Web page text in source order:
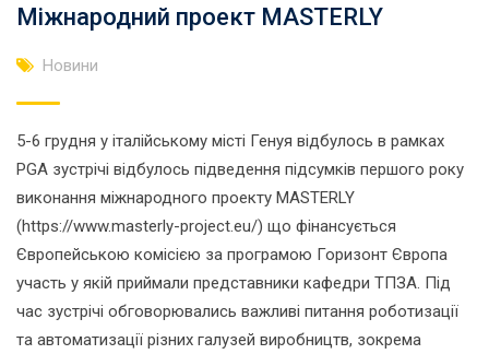
Міжнародний проект MASTERLY
Новини
5-6 грудня у італійському місті Генуя відбулось в рамках
PGA зустрічі відбулось підведення підсумків першого року
виконання міжнародного проекту MASTERLY
(https://www.masterly-project.eu/) що фінансується
Європейською комісією за програмою Горизонт Європа
участь у якій приймали представники кафедри ТПЗА. Під
час зустрічі обговорювались важливі питання роботизації
та автоматизації різних галузей виробництв, зокрема